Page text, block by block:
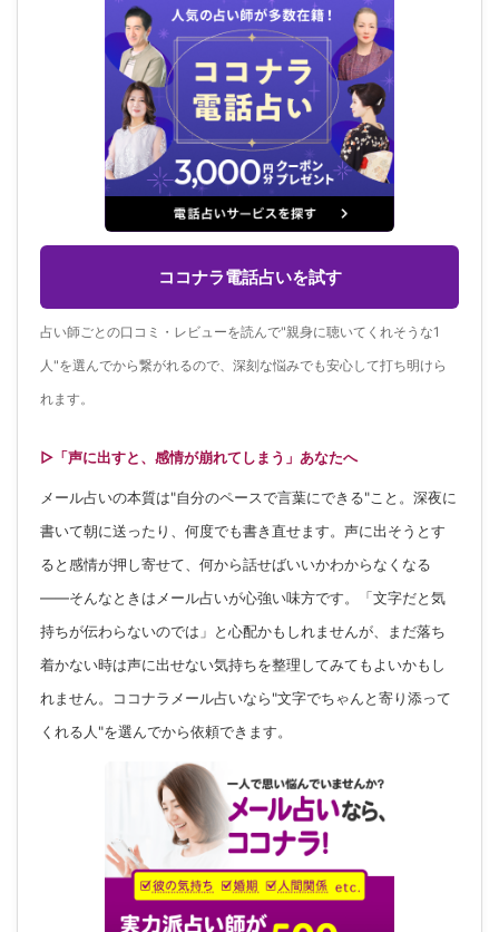
ココナラ電話占いを試す
占い師ごとの口コミ・レビューを読んで"親身に聴いてくれそうな1
人"を選んでから繋がれるので、深刻な悩みでも安心して打ち明けら
れます。
▷「声に出すと、感情が崩れてしまう」あなたへ
メール占いの本質は"自分のペースで言葉にできる"こと。深夜に
書いて朝に送ったり、何度でも書き直せます。声に出そうとす
ると感情が押し寄せて、何から話せばいいかわからなくなる
——そんなときはメール占いが心強い味方です。「文字だと気
持ちが伝わらないのでは」と心配かもしれませんが、まだ落ち
着かない時は声に出せない気持ちを整理してみてもよいかもし
れません。ココナラメール占いなら"文字でちゃんと寄り添って
くれる人"を選んでから依頼できます。